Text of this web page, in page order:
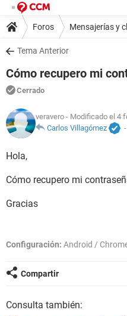
Foros Mensajerías y
Tema Anterior
Cómo recupero mi
Cerrado
veravero - Modificado el 4
Carlos Villagómez
-
Hola,
Cómo recupero mi
Gracias
Configuración: Android /
Compartir
Consulta también: